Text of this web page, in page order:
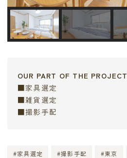
OUR PART OF THE PROJECT
■家具選定
■雑貨選定
■撮影手配
#家具選定 #撮影手配 #東京